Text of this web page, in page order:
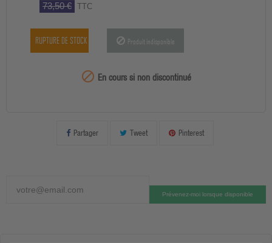
73,50 € TTC
RUPTURE DE STOCK Produit indisponible
 En cours si non discontinué
Partager Tweet Pinterest
Prévenez-moi lorsque disponible